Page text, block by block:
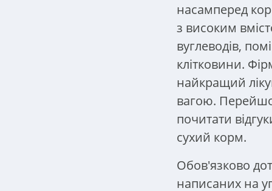
насамперед
з високим
вуглеводів,
клітковини.
найкращий
вагою.
почитати
сухий корм.
Обов'язково
написаних на